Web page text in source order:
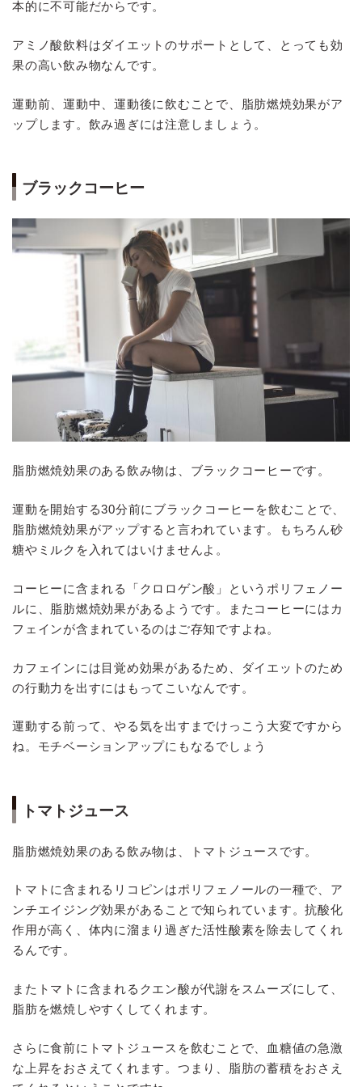
本的に不可能だからです。
アミノ酸飲料はダイエットのサポートとして、とっても効
果の高い飲み物なんです。
運動前、運動中、運動後に飲むことで、脂肪燃焼効果がア
ップします。飲み過ぎには注意しましょう。
ブラックコーヒー
脂肪燃焼効果のある飲み物は、ブラックコーヒーです。
運動を開始する30分前にブラックコーヒーを飲むことで、
脂肪燃焼効果がアップすると言われています。もちろん砂
糖やミルクを入れてはいけませんよ。
コーヒーに含まれる「クロロゲン酸」というポリフェノー
ルに、脂肪燃焼効果があるようです。またコーヒーにはカ
フェインが含まれているのはご存知ですよね。
カフェインには目覚め効果があるため、ダイエットのため
の行動力を出すにはもってこいなんです。
運動する前って、やる気を出すまでけっこう大変ですから
ね。モチベーションアップにもなるでしょう
トマトジュース
脂肪燃焼効果のある飲み物は、トマトジュースです。
トマトに含まれるリコピンはポリフェノールの一種で、ア
ンチエイジング効果があることで知られています。抗酸化
作用が高く、体内に溜まり過ぎた活性酸素を除去してくれ
るんです。
またトマトに含まれるクエン酸が代謝をスムーズにして、
脂肪を燃焼しやすくしてくれます。
さらに食前にトマトジュースを飲むことで、血糖値の急激
な上昇をおさえてくれます。つまり、脂肪の蓄積をおさえ